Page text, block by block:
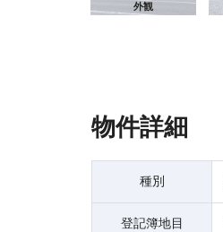
外観
物件詳細
種別
登記簿地目